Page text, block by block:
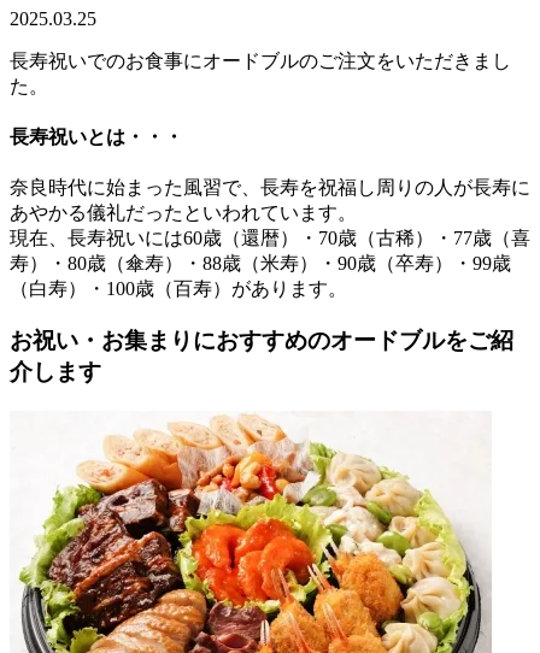
2025.03.25
長寿祝いでのお食事にオードブルのご注文をいただきまし
た。
長寿祝いとは・・・
奈良時代に始まった風習で、長寿を祝福し周りの人が長寿に
あやかる儀礼だったといわれています。
現在、長寿祝いには60歳（還暦）・70歳（古稀）・77歳（喜
寿）・80歳（傘寿）・88歳（米寿）・90歳（卒寿）・99歳
（白寿）・100歳（百寿）があります。
お祝い・お集まりにおすすめのオードブルをご紹
介します